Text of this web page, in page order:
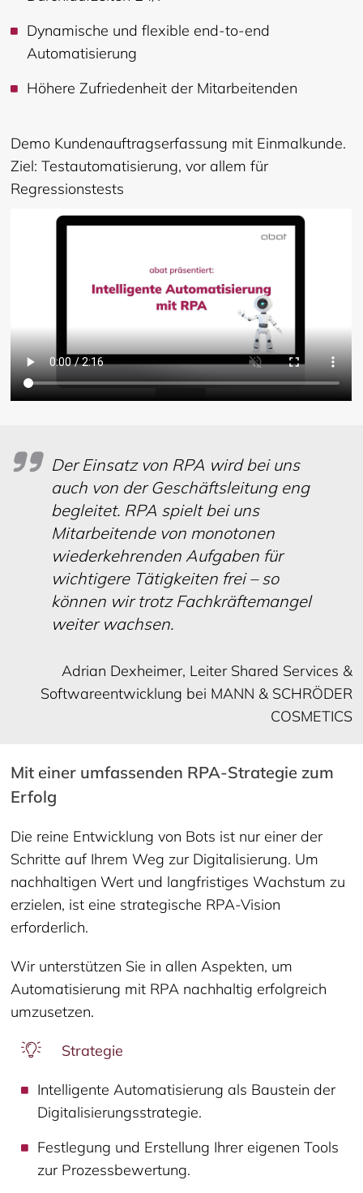
Dynamische und flexible end-to-end
Automatisierung
Höhere Zufriedenheit der Mitarbeitenden
Demo Kundenauftragserfassung mit Einmalkunde.
Ziel: Testautomatisierung, vor allem für
Regressionstests
Der Einsatz von RPA wird bei uns
auch von der Geschäftsleitung eng
begleitet. RPA spielt bei uns
Mitarbeitende von monotonen
wiederkehrenden Aufgaben für
wichtigere Tätigkeiten frei – so
können wir trotz Fachkräftemangel
weiter wachsen.
Adrian Dexheimer, Leiter Shared Services &
Softwareentwicklung bei MANN & SCHRÖDER
COSMETICS
Mit einer umfassenden RPA-Strategie zum
Erfolg
Die reine Entwicklung von Bots ist nur einer der
Schritte auf Ihrem Weg zur Digitalisierung. Um
nachhaltigen Wert und langfristiges Wachstum zu
erzielen, ist eine strategische RPA-Vision
erforderlich.
Wir unterstützen Sie in allen Aspekten, um
Automatisierung mit RPA nachhaltig erfolgreich
umzusetzen.
Strategie
Intelligente Automatisierung als Baustein der
Digitalisierungsstrategie.
Festlegung und Erstellung Ihrer eigenen Tools
zur Prozessbewertung.